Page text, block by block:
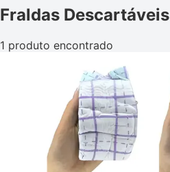
Fraldas Descartáveis
1 produto encontrado